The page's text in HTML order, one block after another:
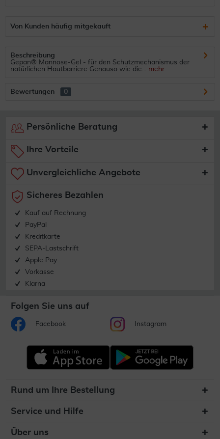
Von Kunden häufig mitgekauft
Beschreibung
Gepan® Mannose-Gel - für den Schutzmechanismus der
natürlichen Hautbarriere Genauso wie die... mehr
Bewertungen 0
Persönliche Beratung
Ihre Vorteile
Unvergleichliche Angebote
Sicheres Bezahlen
Kauf auf Rechnung
PayPal
Kreditkarte
SEPA-Lastschrift
Apple Pay
Vorkasse
Klarna
Folgen Sie uns auf
Facebook Instagram
Rund um Ihre Bestellung
Service und Hilfe
Über uns